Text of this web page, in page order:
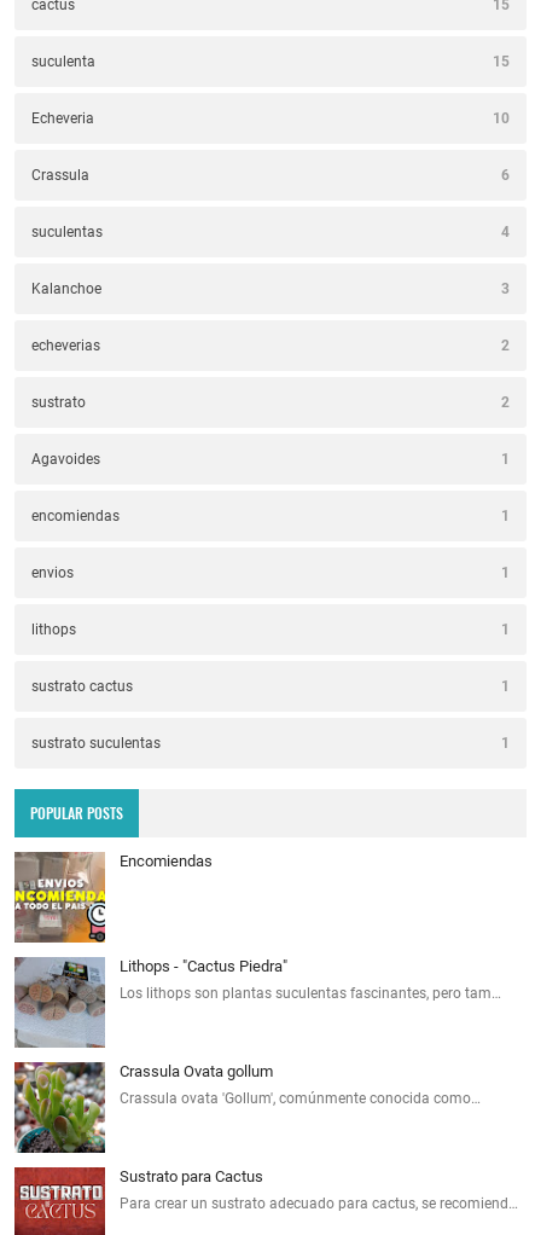
cactus 15
suculenta 15
Echeveria 10
Crassula 6
suculentas 4
Kalanchoe 3
echeverias 2
sustrato 2
Agavoides 1
encomiendas 1
envios 1
lithops 1
sustrato cactus 1
sustrato suculentas 1
POPULAR POSTS
Encomiendas
Lithops - "Cactus Piedra"
Los lithops son plantas suculentas fascinantes, pero tam…
Crassula Ovata gollum
Crassula ovata 'Gollum', comúnmente conocida como…
Sustrato para Cactus
Para crear un sustrato adecuado para cactus, se recomiend…